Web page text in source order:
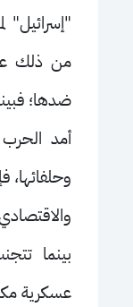
من ذلك
ضدها؛
أمد الحرب
بينما
عسكرية